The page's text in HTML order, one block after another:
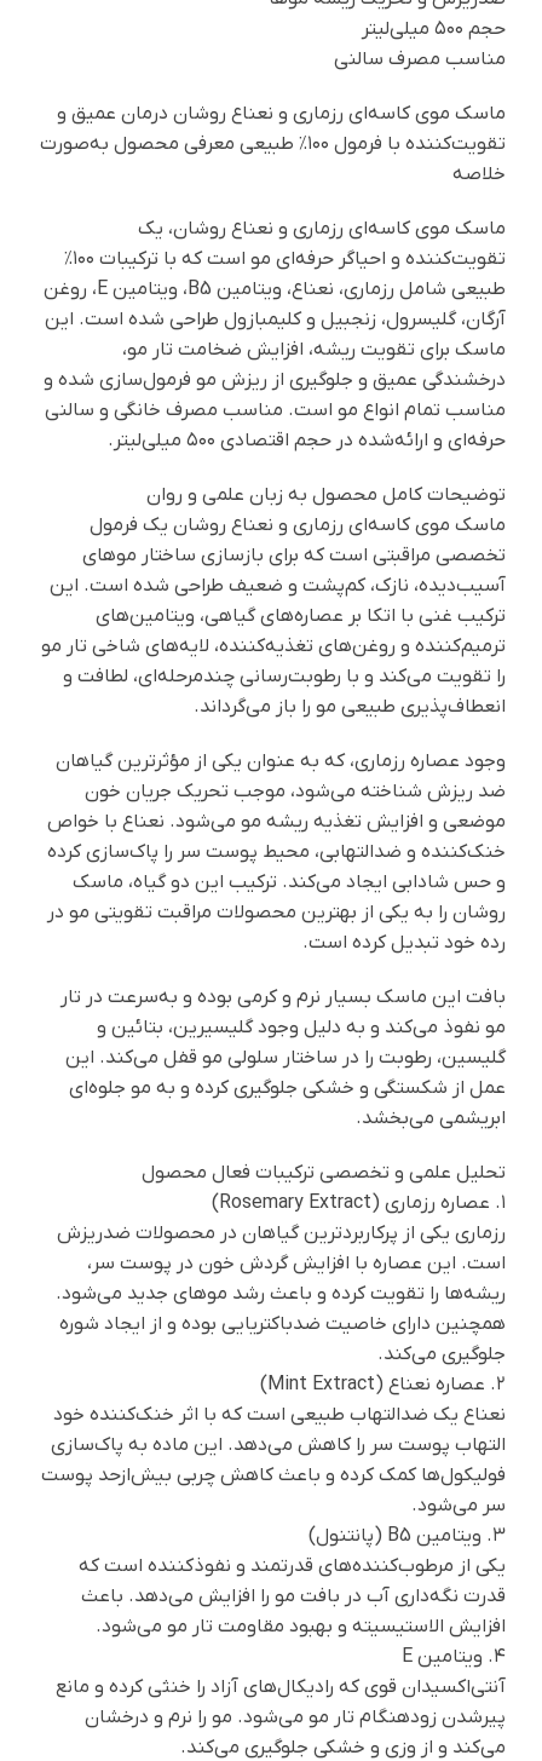
حجم ۵۰۰ میلی‌لیتر
مناسب مصرف سالنی
ماسک موی کاسه‌ای رزماری و نعناع روشان درمان عمیق و
تقویت‌کننده با فرمول ۱۰۰٪ طبیعی معرفی محصول به‌صورت
خلاصه
ماسک موی کاسه‌ای رزماری و نعناع روشان، یک
تقویت‌کننده و احیاگر حرفه‌ای مو است که با ترکیبات ۱۰۰٪
طبیعی شامل رزماری، نعناع، ویتامین B5، ویتامین E، روغن
آرگان، گلیسرول، زنجبیل و کلیمبازول طراحی شده است. این
ماسک برای تقویت ریشه، افزایش ضخامت تار مو،
درخشندگی عمیق و جلوگیری از ریزش مو فرمول‌سازی شده و
مناسب تمام انواع مو است. مناسب مصرف خانگی و سالنی
حرفه‌ای و ارائه‌شده در حجم اقتصادی ۵۰۰ میلی‌لیتر.
توضیحات کامل محصول به زبان علمی و روان
ماسک موی کاسه‌ای رزماری و نعناع روشان یک فرمول
تخصصی مراقبتی است که برای بازسازی ساختار موهای
آسیب‌دیده، نازک، کم‌پشت و ضعیف طراحی شده است. این
ترکیب غنی با اتکا بر عصاره‌های گیاهی، ویتامین‌های
ترمیم‌کننده و روغن‌های تغذیه‌کننده، لایه‌های شاخی تار مو
را تقویت می‌کند و با رطوبت‌رسانی چندمرحله‌ای، لطافت و
انعطاف‌پذیری طبیعی مو را باز می‌گرداند.
وجود عصاره رزماری، که به عنوان یکی از مؤثرترین گیاهان
ضد ریزش شناخته می‌شود، موجب تحریک جریان خون
موضعی و افزایش تغذیه ریشه مو می‌شود. نعناع با خواص
خنک‌کننده و ضدالتهابی، محیط پوست سر را پاک‌سازی کرده
و حس شادابی ایجاد می‌کند. ترکیب این دو گیاه، ماسک
روشان را به یکی از بهترین محصولات مراقبت تقویتی مو در
رده خود تبدیل کرده است.
بافت این ماسک بسیار نرم و کرمی بوده و به‌سرعت در تار
مو نفوذ می‌کند و به دلیل وجود گلیسیرین، بتائین و
گلیسین، رطوبت را در ساختار سلولی مو قفل می‌کند. این
عمل از شکستگی و خشکی جلوگیری کرده و به مو جلوه‌ای
ابریشمی می‌بخشد.
تحلیل علمی و تخصصی ترکیبات فعال محصول
۱. عصاره رزماری (Rosemary Extract)
رزماری یکی از پرکاربردترین گیاهان در محصولات ضدریزش
است. این عصاره با افزایش گردش خون در پوست سر،
ریشه‌ها را تقویت کرده و باعث رشد موهای جدید می‌شود.
همچنین دارای خاصیت ضدباکتریایی بوده و از ایجاد شوره
جلوگیری می‌کند.
۲. عصاره نعناع (Mint Extract)
نعناع یک ضدالتهاب طبیعی است که با اثر خنک‌کننده خود
التهاب پوست سر را کاهش می‌دهد. این ماده به پاک‌سازی
فولیکول‌ها کمک کرده و باعث کاهش چربی بیش‌ازحد پوست
سر می‌شود.
۳. ویتامین B5 (پانتنول)
یکی از مرطوب‌کننده‌های قدرتمند و نفوذکننده است که
قدرت نگه‌داری آب در بافت مو را افزایش می‌دهد. باعث
افزایش الاستیسیته و بهبود مقاومت تار مو می‌شود.
۴. ویتامین E
آنتی‌اکسیدان قوی که رادیکال‌های آزاد را خنثی کرده و مانع
پیرشدن زودهنگام تار مو می‌شود. مو را نرم و درخشان
می‌کند و از وزی و خشکی جلوگیری می‌کند.